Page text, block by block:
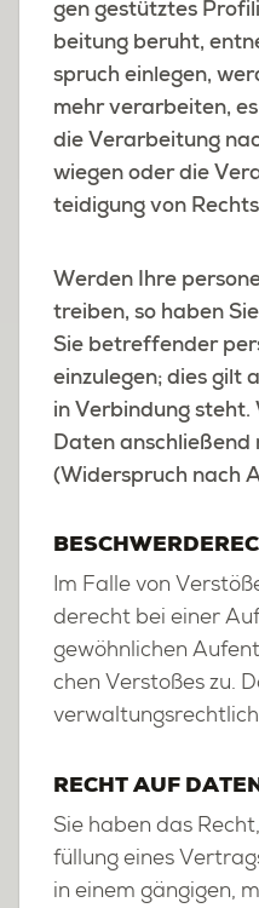
gen ge­stütz­tes
bei­tung be­ruht,
spruch ein­le­gen,
mehr ver­ar­bei­ten,
die Ver­ar­bei­tung
wie­gen oder die
tei­di­gung von
Wer­den Ihre
trei­ben, so haben
Sie be­tref­fen­der
ein­zu­le­gen; dies gilt
in Ver­bin­dung steht.
Daten an­schlie­ßend
(Wi­der­spruch nach
Im Falle von
de­recht bei einer
ge­wöhn­li­chen
chen Ver­sto­ßes zu.
RECHT AUF
Sie haben das
fül­lung eines
in einem gän­gi­gen,